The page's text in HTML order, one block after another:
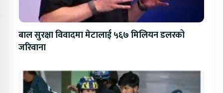
बाल सुरक्षा विवादमा मेटालाई ५६७ मिलियन डलरको
जरिवाना